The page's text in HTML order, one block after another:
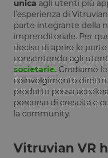
unica agli utenti più
l’esperienza di
parte integrante della
imprenditoriale. Per
deciso di aprire le
consentendo agli
societarie. Crediamo
coinvolgimento diretto
prodotto possa
percorso di crescita e
la community.
Vitruvian VR